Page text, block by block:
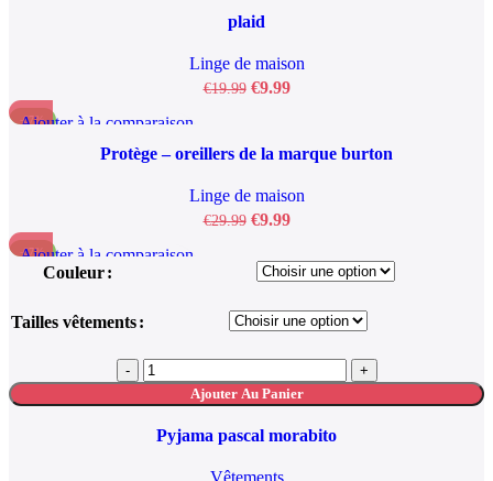
plaid
Linge de maison
€19.99 €9.99
-67%
Ajouter à la comparaison
Aperçu rapide
Protège – oreillers de la marque burton
Linge de maison
€29.99 €9.99
-67%
Ajouter à la comparaison
Aperçu rapide
Couleur
Tailles vêtements
Ajouter Au Panier
Pyjama pascal morabito